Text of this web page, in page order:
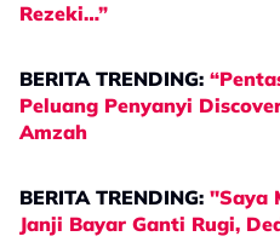
Rezeki…”
BERITA TRENDING:
Peluang Penyanyi
Amzah
BERITA TRENDING: "Saya
Janji Bayar Ganti Rugi,